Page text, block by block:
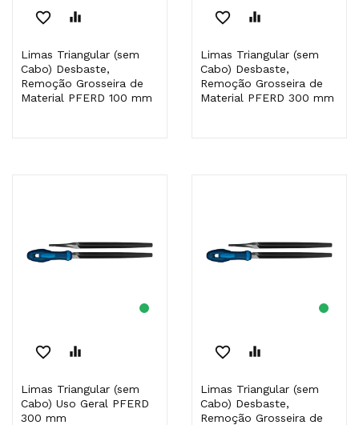
favorite_border equalizer
Limas Triangular (sem
Cabo) Desbaste,
Remoção Grosseira de
Material PFERD 100 mm
favorite_border equalizer
Limas Triangular (sem
Cabo) Desbaste,
Remoção Grosseira de
Material PFERD 300 mm
favorite_border equalizer
Limas Triangular (sem
Cabo) Uso Geral PFERD
300 mm
favorite_border equalizer
Limas Triangular (sem
Cabo) Desbaste,
Remoção Grosseira de